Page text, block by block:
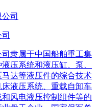
隶属于中国船舶重工集
压系统和液压缸、泵、
达等液压件的综合技术
液压系统、重载自卸车
风电液压控制组件等的